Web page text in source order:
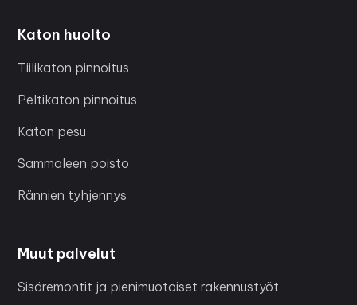
Katon huolto
Tiilikaton pinnoitus
Peltikaton pinnoitus
Katon pesu
Sammaleen poisto
Rännien tyhjennys
Muut palvelut
Sisäremontit ja pienimuotoiset rakennustyöt